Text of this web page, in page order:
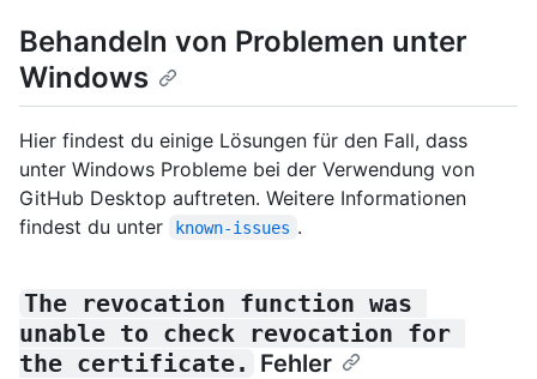
Behandeln von Problemen unter
Windows
Hier findest du einige Lösungen für den Fall, dass
unter Windows Probleme bei der Verwendung von
GitHub Desktop auftreten. Weitere Informationen
findest du unter
known-issues .
The revocation function was
unable to check revocation for
the certificate. Fehler